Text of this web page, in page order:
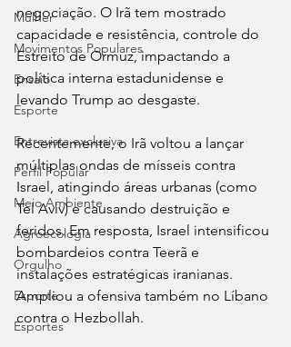
Mulher
Movimentos Populares
Ensaio
Esporte
Entrevista exclusiva
Perfil Popular
Meio Ambiente
Agroecologia
Orgulho
Esporte
Esportes
negociação. O Irã tem mostrado
capacidade e resistência, controle do
Estreito de Ormuz, impactando a
política interna estadunidense e
levando Trump ao desgaste.
Recentemente, o Irã voltou a lançar
múltiplas ondas de mísseis contra
Israel, atingindo áreas urbanas (como
Tel Aviv) e causando destruição e
feridos. Em resposta, Israel intensificou
bombardeios contra Teerã e
instalações estratégicas iranianas.
Ampliou a ofensiva também no Líbano
contra o Hezbollah.